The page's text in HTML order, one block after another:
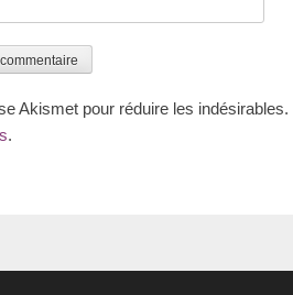
Akismet pour réduire les indésirables.
.